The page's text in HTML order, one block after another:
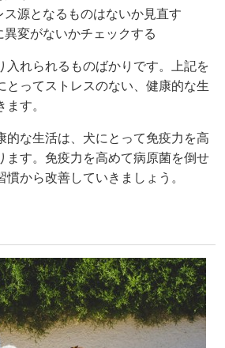
源となるものはないか見直す
変がないかチェックする
入れられるものばかりです。上記を
とってストレスのない、健康的な生
す。
的な生活は、犬にとって免疫力を高
ます。免疫力を高めて病原菌を倒せ
慣から改善していきましょう。